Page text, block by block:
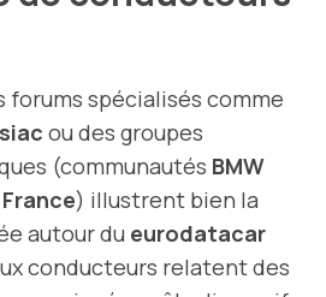
forums spécialisés comme
ou des groupes
(communautés BMW
) illustrent bien la
autour du eurodatacar
conducteurs relatent des